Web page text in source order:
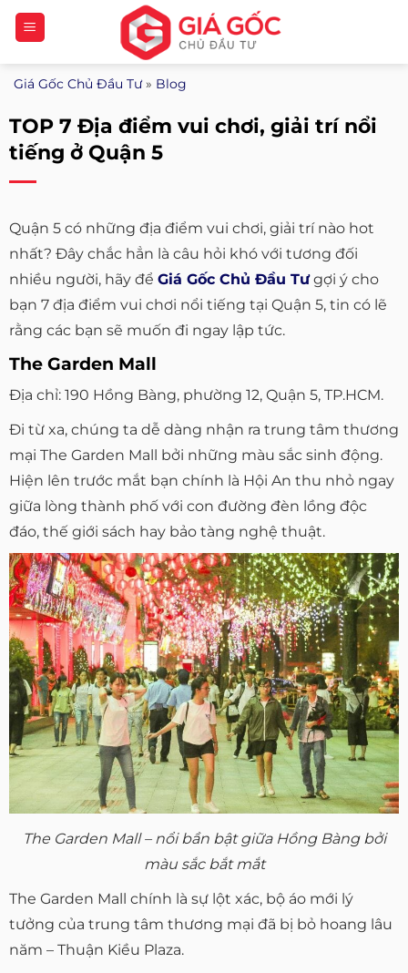
Bỏ
qua
nội
dung
Giá Gốc Chủ Đầu Tư» Blog
TOP 7 Địa điểm vui chơi, giải trí nổi
tiếng ở Quận 5
Quận 5 có những địa điểm vui chơi, giải trí nào hot
nhất? Đây chắc hẳn là câu hỏi khó với tương đối
nhiều người, hãy để Giá Gốc Chủ Đầu Tưgợi ý cho
bạn 7 địa điểm vui chơi nổi tiếng tại Quận 5, tin có lẽ
rằng các bạn sẽ muốn đi ngay lập tức.
The Garden Mall
Địa chỉ: 190 Hồng Bàng, phường 12, Quận 5, TP.HCM.
Đi từ xa, chúng ta dễ dàng nhận ra trung tâm thương
mại The Garden Mall bởi những màu sắc sinh động.
Hiện lên trước mắt bạn chính là Hội An thu nhỏ ngay
giữa lòng thành phố với con đường đèn lồng độc
đáo, thế giới sách hay bảo tàng nghệ thuật.
The Garden Mall – nổi bần bật giữa Hồng Bàng bởi
màu sắc bắt mắt
The Garden Mall chính là sự lột xác, bộ áo mới lý
tưởng của trung tâm thương mại đã bị bỏ hoang lâu
năm – Thuận Kiều Plaza.